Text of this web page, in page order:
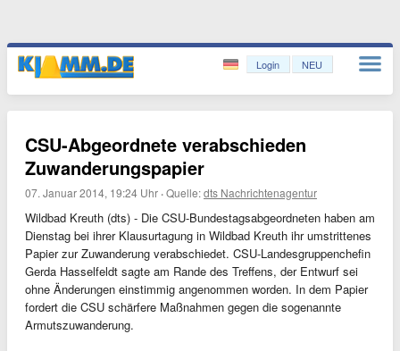
Login NEU
CSU-Abgeordnete verabschieden
Zuwanderungspapier
07. Januar 2014, 19:24 Uhr ·Quelle:dts Nachrichtenagentur
Wildbad Kreuth (dts) - Die CSU-Bundestagsabgeordneten haben am
Dienstag bei ihrer Klausurtagung in Wildbad Kreuth ihr umstrittenes
Papier zur Zuwanderung verabschiedet. CSU-Landesgruppenchefin
Gerda Hasselfeldt sagte am Rande des Treffens, der Entwurf sei
ohne Änderungen einstimmig angenommen worden. In dem Papier
fordert die CSU schärfere Maßnahmen gegen die sogenannte
Armutszuwanderung.